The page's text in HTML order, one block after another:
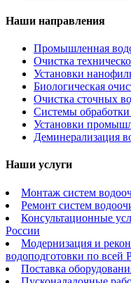
Наши направления
Промышленная
Очистка
Установки
Биологическая
Очистка сточных
Системы
Установки
Деминерализация
Наши услуги
Монтаж систем
Ремонт систем
Консультационные
России
Модернизация и
водоподготовки по всей
Поставка